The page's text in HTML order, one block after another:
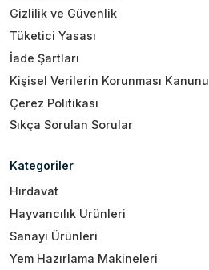
Gizlilik ve Güvenlik
Tüketici Yasası
İade Şartları
Kişisel Verilerin Korunması Kanunu
Çerez Politikası
Sıkça Sorulan Sorular
Kategoriler
Hırdavat
Hayvancılık Ürünleri
Sanayi Ürünleri
Yem Hazırlama Makineleri